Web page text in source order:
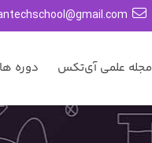
مجله علمی آی‌تکس دوره ها